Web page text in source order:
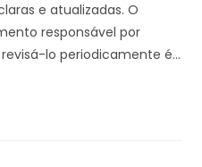
e atualizadas. O
responsável por
lo periodicamente é…